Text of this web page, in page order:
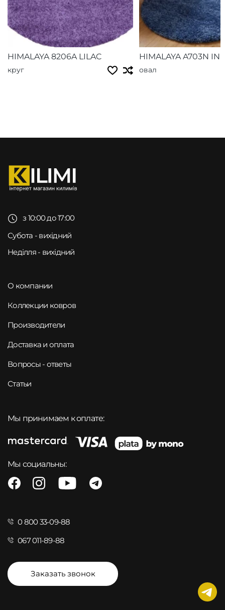
HIMALAYA 8206A LILAC
круг
HIMALAYA A703N INK
овал
з 10:00 до 17:00
Субота - вихідний
Неділля - вихідний
О компании
Коллекции ковров
Производители
Доставка и оплата
Вопросы - ответы
Статьи
Мы принимаем к оплате:
Мы социальны:
0 800 33-09-88
067 011-89-88
Заказать звонок